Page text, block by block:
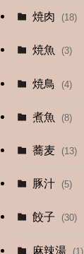
(13)
(4)
焼肉 (18)
焼魚 (3)
焼鳥 (4)
煮魚 (8)
蕎麦 (13)
豚汁 (5)
餃子 (30)
麻辣湯 (1)